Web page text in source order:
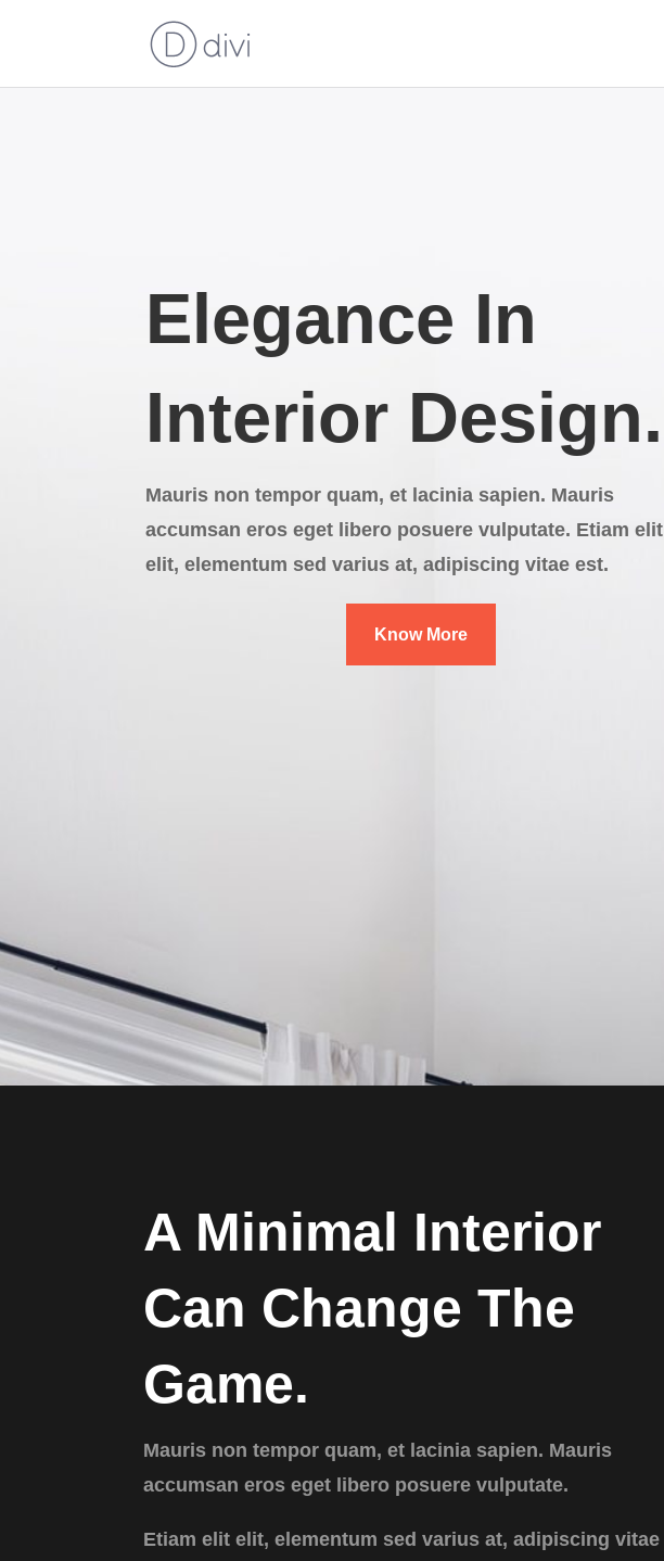
Elegance In
Interior Design.
Mauris non tempor quam, et lacinia sapien. Mauris
accumsan eros eget libero posuere vulputate. Etiam elit
elit, elementum sed varius at, adipiscing vitae est.
Know More
A Minimal Interior
Can Change The
Game.
Mauris non tempor quam, et lacinia sapien. Mauris
accumsan eros eget libero posuere vulputate.
Etiam elit elit, elementum sed varius at, adipiscing vitae